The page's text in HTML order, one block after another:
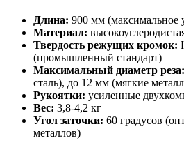
Длина: 900 мм (максимальное
Материал:
Твердость режущих кромок:
(промышленный стандарт)
Максимальный диаметр реза:
сталь), до 12 мм (мягкие
Рукоятки: усиленные
Вес: 3,8-4,2 кг
Угол заточки: 60 градусов
металлов)